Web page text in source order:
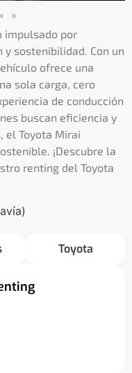
impulsado por
y sostenibilidad. Con un
ofrece una
sola carga, cero
de conducción
buscan eficiencia y
el Toyota Mirai
¡Descubre la
renting del Toyota
Toyota